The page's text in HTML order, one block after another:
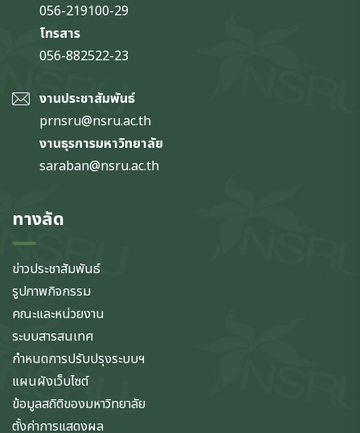
056-219100-29
โทรสาร
056-882522-23
งานประชาสัมพันธ์
prnsru@nsru.ac.th
งานธุรการมหาวิทยาลัย
saraban@nsru.ac.th
ทางลัด
ข่าวประชาสัมพันธ์
รูปภาพกิจกรรม
คณะและหน่วยงาน
ระบบสารสนเทศ
กำหนดการปรับปรุงระบบฯ
แผนผังเว็บไซต์
ข้อมูลสถิติของมหาวิทยาลัย
ตั้งค่าการแสดงผล